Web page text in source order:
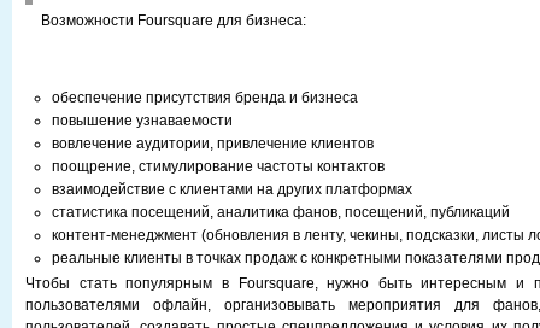
Возможности Foursquare для бизнеса:
обеспечение присутствия бренда и бизнеса
повышение узнаваемости
вовлечение аудитории, привлечение клиентов
поощрение, стимулирование частоты контактов
взаимодействие с клиентами на других платформах
статистика посещений, аналитика фанов, посещений, публикаций
контент-менеджмент (обновления в ленту, чекины, подсказки, листы
реальные клиенты в точках продаж с конкретными показателями
Чтобы стать популярным в Foursquare, нужно быть интересным и
пользователями офлайн, организовывать мероприятия для